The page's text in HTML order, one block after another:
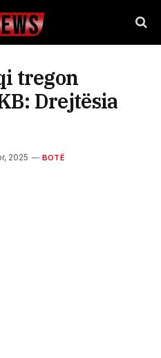
tregon
Drejtësia
2025 BOTË